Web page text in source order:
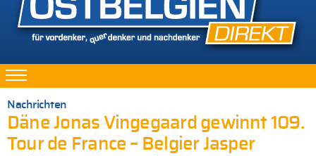
Nachrichten
Däne Jonas Vingegaard gewinnt 109.
Tour de France – Belgier Jasper